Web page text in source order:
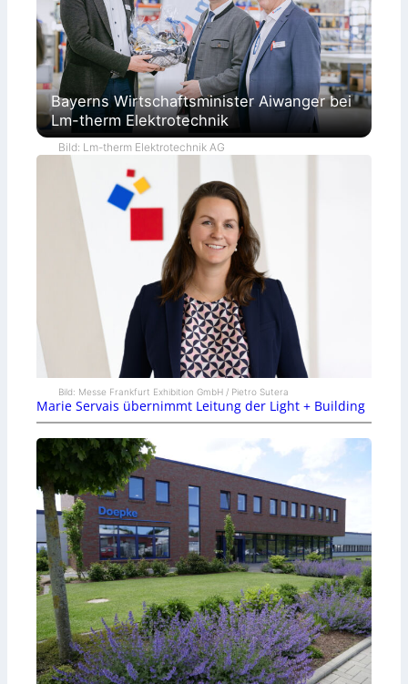
Bayerns Wirtschaftsminister Aiwanger bei
Lm-therm Elektrotechnik
Bild: Lm-therm Elektrotechnik AG
Bild: Messe Frankfurt Exhibition GmbH / Pietro Sutera
Marie Servais übernimmt Leitung der Light + Building